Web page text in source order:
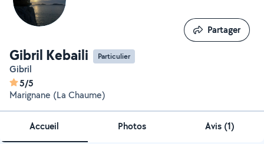
Gibril Kebaili Particulier
Gibril
5/5
Marignane (La Chaume)
Partager
Partager
Accueil Photos Avis (1)